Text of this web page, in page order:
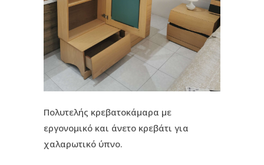
Πολυτελής κρεβατοκάμαρα με
εργονομικό και άνετο κρεβάτι για
χαλαρωτικό ύπνο.